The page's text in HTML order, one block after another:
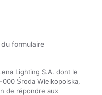
formulaire
Lighting S.A. dont le
Środa Wielkopolska,
de répondre aux